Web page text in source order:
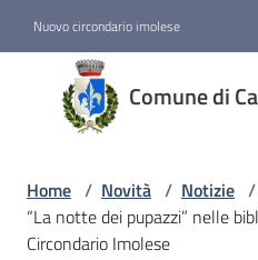
Nuovo circondario imolese
Comune di
Comune
di
Castel
Home / Novità / Notizie /
“La notte dei pupazzi” nelle
Circondario Imolese